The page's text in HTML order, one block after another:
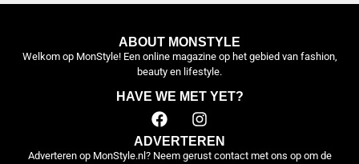
ABOUT MONSTYLE
Welkom op MonStyle! Een online magazine op het gebied van fashion,
beauty en lifestyle.
HAVE WE MET YET?
ADVERTEREN
Adverteren op MonStyle.nl? Neem gerust contact met ons op om de